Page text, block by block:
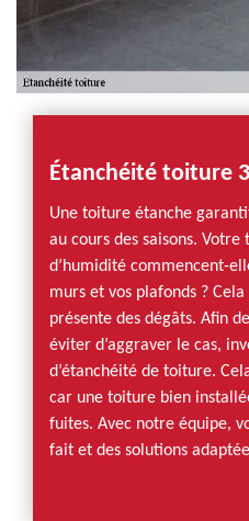
Étanchéité toiture
Une toiture étanche
au cours des saisons.
d’humidité commencent-
murs et vos plafonds ?
présente des dégâts. Afin
éviter d’aggraver le cas,
d’étanchéité de toiture.
car une toiture bien
fuites. Avec notre équipe,
fait et des solutions